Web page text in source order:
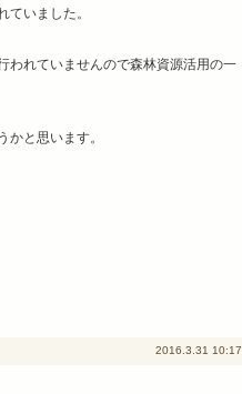
いました。
われていませんので森林資源活用の一
と思います。
2016.3.31 10:17